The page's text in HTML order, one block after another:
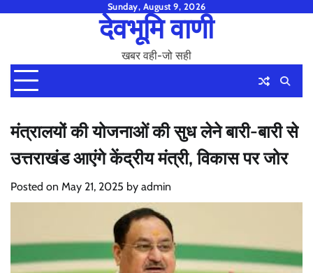
Sunday, August 9, 2026
देवभूमि वाणी
खबर वही-जो सही
मंत्रालयों की योजनाओं की सुध लेने बारी-बारी से
उत्तराखंड आएंगे केंद्रीय मंत्री, विकास पर जोर
Posted on May 21, 2025 by admin